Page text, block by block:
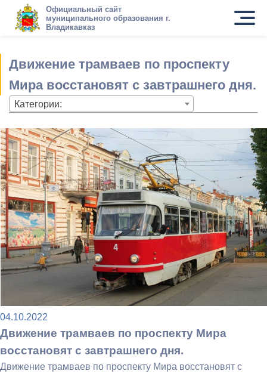
Официальный сайт
муниципального образования г.
Владикавказ
Движение трамваев по проспекту
Мира восстановят с завтрашнего дня.
Категории:
04.10.2022
Движение трамваев по проспекту Мира
восстановят с завтрашнего дня.
Движение трамваев по проспекту Мира восстановят с